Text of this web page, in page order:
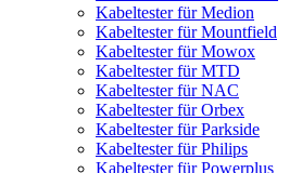
Kabeltester für Medion
Kabeltester für Mountfield
Kabeltester für Mowox
Kabeltester für MTD
Kabeltester für NAC
Kabeltester für Orbex
Kabeltester für Parkside
Kabeltester für Philips
Kabeltester für Powerplus